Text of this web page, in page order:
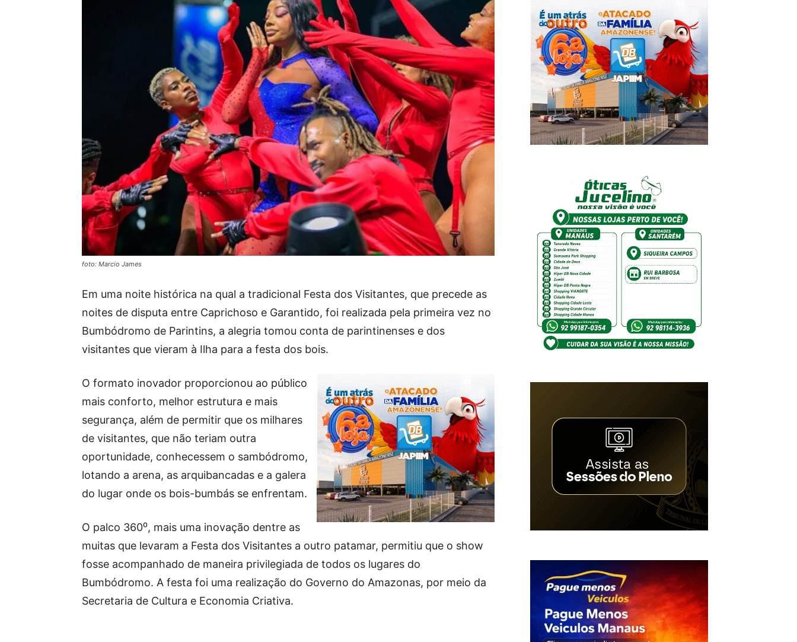
foto: Marcio James
Em uma noite histórica na qual a tradicional Festa dos Visitantes, que precede as
noites de disputa entre Caprichoso e Garantido, foi realizada pela primeira vez no
Bumbódromo de Parintins, a alegria tomou conta de parintinenses e dos
visitantes que vieram à Ilha para a festa dos bois.
O formato inovador proporcionou ao público
mais conforto, melhor estrutura e mais
segurança, além de permitir que os milhares
de visitantes, que não teriam outra
oportunidade, conhecessem o sambódromo,
lotando a arena, as arquibancadas e a galera
do lugar onde os bois-bumbás se enfrentam.
O palco 360⁰, mais uma inovação dentre as
muitas que levaram a Festa dos Visitantes a outro patamar, permitiu que o show
fosse acompanhado de maneira privilegiada de todos os lugares do
Bumbódromo. A festa foi uma realização do Governo do Amazonas, por meio da
Secretaria de Cultura e Economia Criativa.